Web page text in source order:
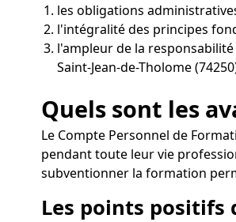
les obligations
l'intégralité des principes
l'ampleur de la
Saint-Jean-de-Tholome
Quels sont les
Le Compte Personnel de
pendant toute leur vie
subventionner la formation
Les points positifs